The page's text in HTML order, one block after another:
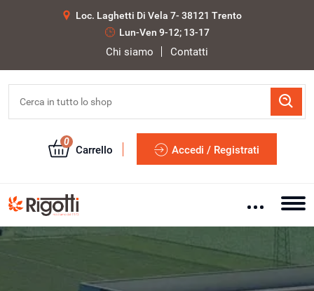
Loc. Laghetti Di Vela 7- 38121 Trento
Lun-Ven 9-12; 13-17
Chi siamo Contatti
0
Carrello Accedi / Registrati